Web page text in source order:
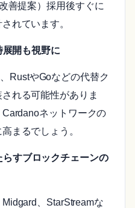
善提案）採用後すぐに
れています。
開も視野に
RustやGoなどの代替ク
れる可能性がありま
ネットワークの
まるでしょう。
すブロックチェーンの
、StarStreamな